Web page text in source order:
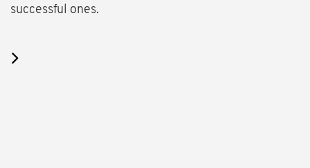
successful ones.